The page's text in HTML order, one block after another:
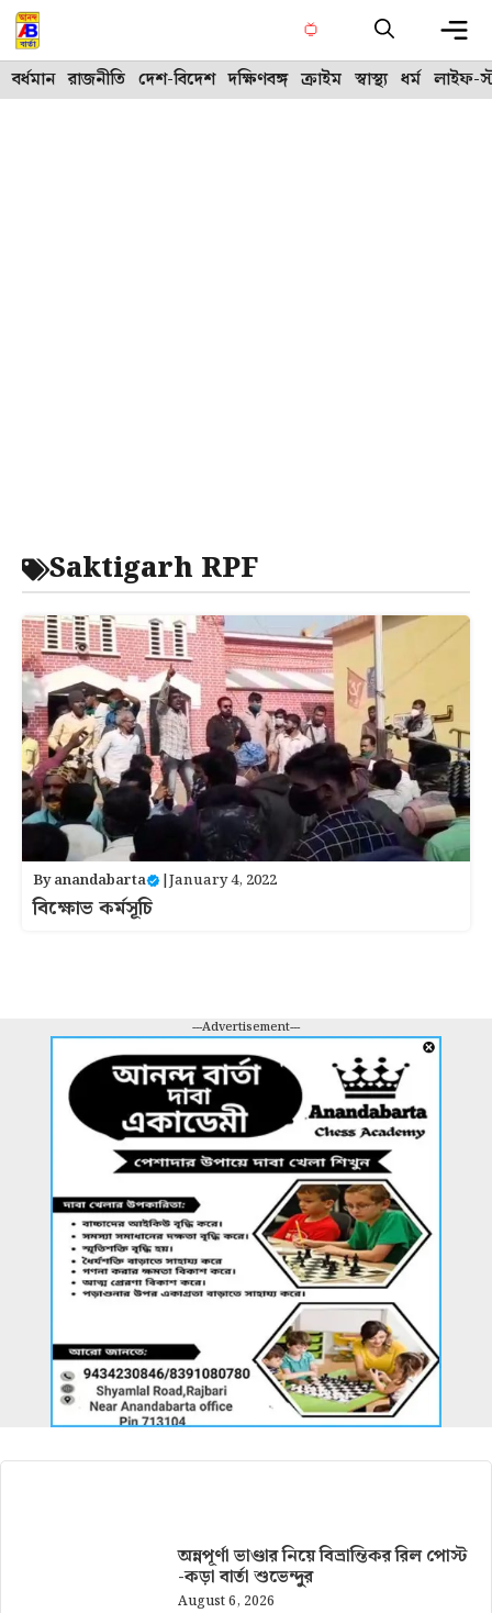
Skip
to
content
বর্ধমান রাজনীতি দেশ-বিদেশ দক্ষিণবঙ্গ ক্রাইম স্বাস্থ্য ধর্ম লাইফ-
Saktigarh RPF
Byanandabarta |January 4, 2022
বিক্ষোভ কর্মসূচি
---Advertisement---
অন্নপূর্ণা ভাণ্ডার নিয়ে বিভ্রান্তিকর রিল পোস্ট
-কড়া বার্তা শুভেন্দুর
August 6, 2026